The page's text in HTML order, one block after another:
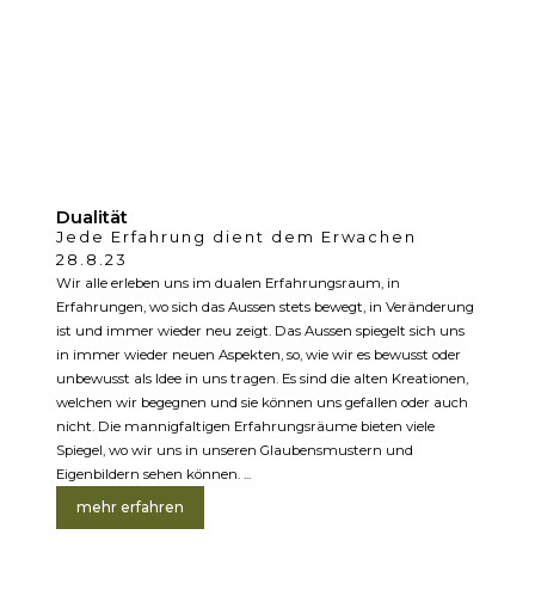
Dualität
Jede Erfahrung dient dem Erwachen
28.8.23
Wir alle erleben uns im dualen Erfahrungsraum, in
Erfahrungen, wo sich das Aussen stets bewegt, in Veränderung
ist und immer wieder neu zeigt. Das Aussen spiegelt sich uns
in immer wieder neuen Aspekten, so, wie wir es bewusst oder
unbewusst als Idee in uns tragen. Es sind die alten Kreationen,
welchen wir begegnen und sie können uns gefallen oder auch
nicht. Die mannigfaltigen Erfahrungsräume bieten viele
Spiegel, wo wir uns in unseren Glaubensmustern und
Eigenbildern sehen können. ...
mehr erfahren